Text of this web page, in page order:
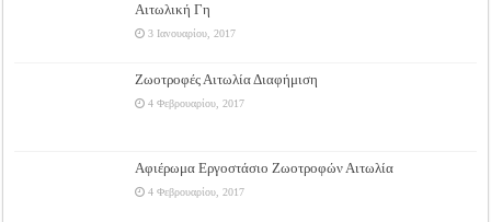
Αιτωλική Γη
3 Ιανουαρίου, 2017
Ζωοτροφές Αιτωλία Διαφήμιση
4 Φεβρουαρίου, 2017
Αφιέρωμα Εργοστάσιο Ζωοτροφών Αιτωλία
4 Φεβρουαρίου, 2017